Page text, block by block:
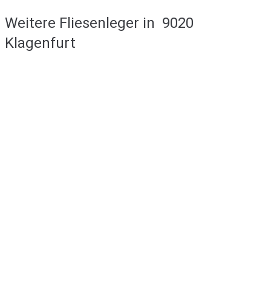
Weitere Fliesenleger in 9020
Klagenfurt